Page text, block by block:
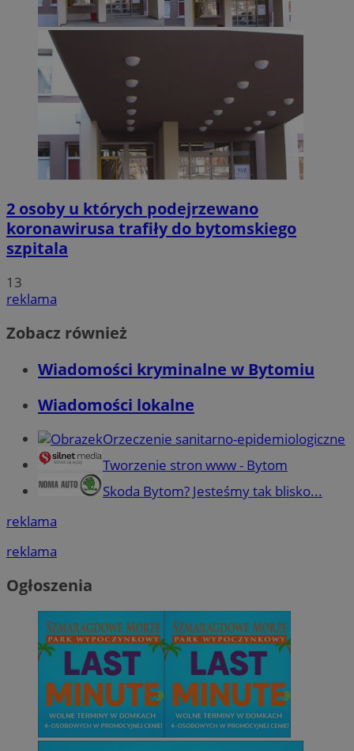
2 osoby u których podejrzewano
koronawirusa trafiły do bytomskiego
szpitala
13
reklama
Zobacz również
Wiadomości kryminalne w Bytomiu
Wiadomości lokalne
Orzeczenie sanitarno-epidemiologiczne
Tworzenie stron www - Bytom
Skoda Bytom? Jesteśmy tak blisko...
reklama
reklama
Ogłoszenia